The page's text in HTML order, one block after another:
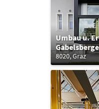
Umbau u.
8020, Graz